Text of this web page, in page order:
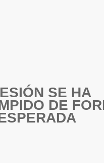
SE HA
DE